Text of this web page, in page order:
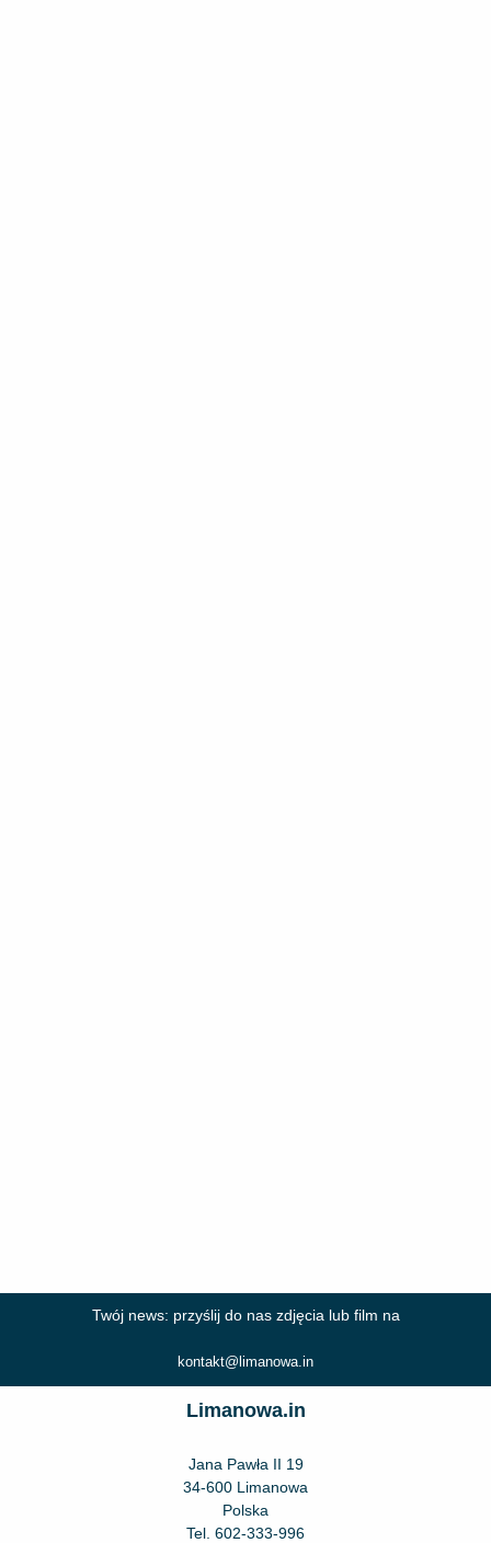
Twój news: przyślij do nas zdjęcia lub film na
kontakt@limanowa.in
Limanowa.in
Jana Pawła II 19
34-600 Limanowa
Polska
Tel. 602-333-996